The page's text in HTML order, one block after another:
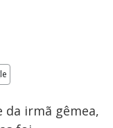
da irmã gêmea,